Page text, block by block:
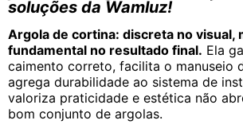
soluções da Wamluz!
Argola de cortina: discreta no visual,
fundamental no resultado final. Ela
caimento correto, facilita o manuseio
agrega durabilidade ao sistema de
valoriza praticidade e estética não
bom conjunto de argolas.